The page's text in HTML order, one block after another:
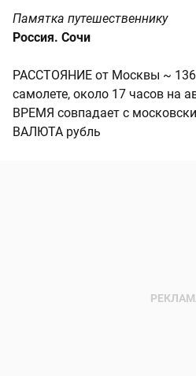
Памятка путешественнику
Россия. Сочи
РАССТОЯНИЕ от Москвы ~
самолете, около 17 часов на
ВРЕМЯ совпадает с
ВАЛЮТА рубль